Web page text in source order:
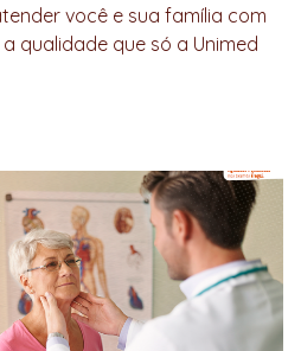
você e sua família com
qualidade que só a Unimed